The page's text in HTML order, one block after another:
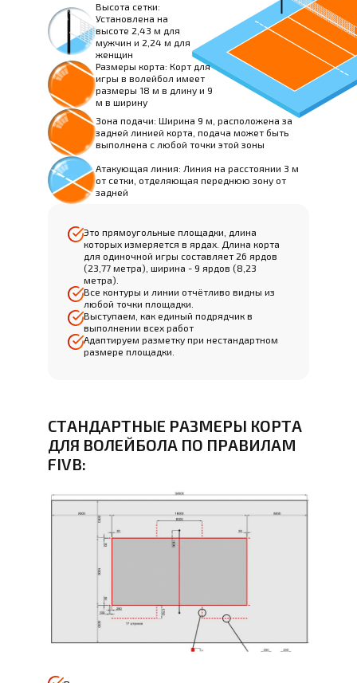
Высота сетки:
Установлена на
высоте 2,43 м для
мужчин и 2,24 м для
женщин
Размеры корта: Корт для
игры в волейбол имеет
размеры 18 м в длину и 9
м в ширину
Зона подачи: Ширина 9 м, расположена за
задней линией корта, подача может быть
выполнена с любой точки этой зоны
Атакующая линия: Линия на расстоянии 3 м
от сетки, отделяющая переднюю зону от
задней
Это прямоугольные площадки, длина
которых измеряется в ярдах. Длина корта
для одиночной игры составляет 26 ярдов
(23,77 метра), ширина - 9 ярдов (8,23
метра).
Все контуры и линии отчётливо видны из
любой точки площадки.
Выступаем, как единый подрядчик в
выполнении всех работ
Адаптируем разметку при нестандартном
размере площадки.
СТАНДАРТНЫЕ РАЗМЕРЫ КОРТА
ДЛЯ ВОЛЕЙБОЛА ПО ПРАВИЛАМ
FIVB: